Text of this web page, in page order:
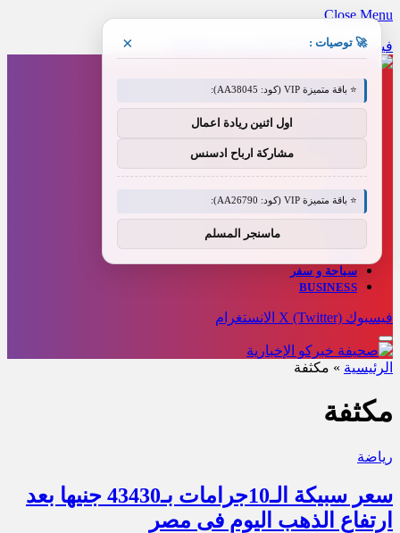
Close Menu
فيسبوك X (Twitter)
أخبار العالم
رياضة
عاجل
طب وصحة
سياسة
سياحة و سفر
BUSINESS
فيسبوك X (Twitter) الانستغرام
الرئيسية » مكثفة
مكثفة
رياضة
سعر سبيكة الـ10جرامات بـ43430 جنيها بعد
ارتفاع الذهب اليوم فى مصر
🚀 توصيات : ×
⭐ باقة متميزة VIP (كود: AA38045):
اول اثنين ريادة اعمال
مشاركة ارباح ادسنس
⭐ باقة متميزة VIP (كود: AA26790):
ماسنجر المسلم